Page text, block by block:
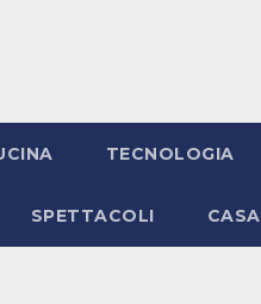
TECNOLOGIA
SPETTACOLI CASA